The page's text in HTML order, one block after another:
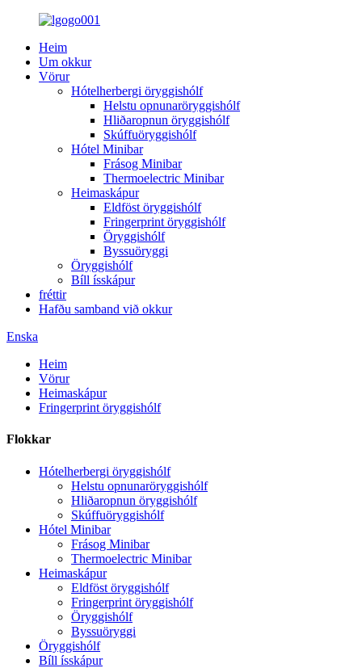
Heim
Um okkur
Vörur
Hótelherbergi öryggishólf
Helstu opnunaröryggishólf
Hliðaropnun öryggishólf
Skúffuöryggishólf
Hótel Minibar
Frásog Minibar
Thermoelectric Minibar
Heimaskápur
Eldföst öryggishólf
Fringerprint öryggishólf
Öryggishólf
Byssuöryggi
Öryggishólf
Bíll ísskápur
fréttir
Hafðu samband við okkur
Enska
Heim
Vörur
Heimaskápur
Fringerprint öryggishólf
Flokkar
Hótelherbergi öryggishólf
Helstu opnunaröryggishólf
Hliðaropnun öryggishólf
Skúffuöryggishólf
Hótel Minibar
Frásog Minibar
Thermoelectric Minibar
Heimaskápur
Eldföst öryggishólf
Fringerprint öryggishólf
Öryggishólf
Byssuöryggi
Öryggishólf
Bíll ísskápur